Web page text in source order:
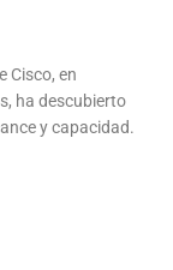
Cisco, en
ha descubierto
y capacidad.